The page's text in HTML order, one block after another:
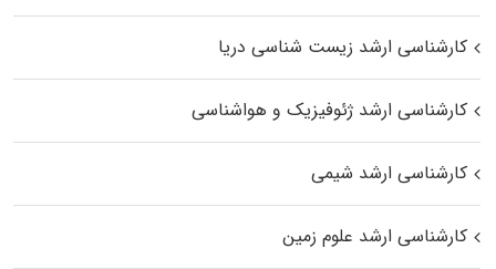
کارشناسی ارشد زیست‌ شناسی دریا
کارشناسی ارشد ژئوفیزیک و هواشناسی
کارشناسی ارشد شیمی
کارشناسی ارشد علوم زمین